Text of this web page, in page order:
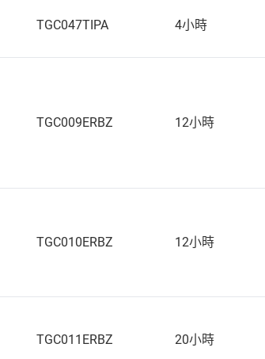
TGC047TIPA 4小時
TGC009ERBZ 12小時
TGC010ERBZ 12小時
TGC011ERBZ 20小時